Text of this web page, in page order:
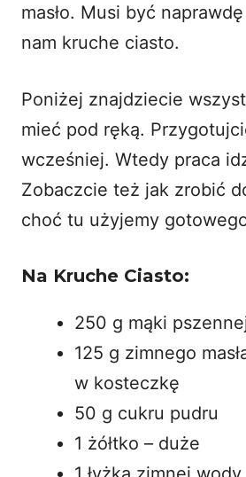
masło. Musi być
nam kruche ciasto.
Poniżej znajdziecie
mieć pod ręką.
wcześniej. Wtedy praca
Zobaczcie też jak zrobić
choć tu użyjemy
Na Kruche Ciasto:
250 g mąki
125 g zimnego
w kosteczkę
50 g cukru pudru
1 żółtko – duże